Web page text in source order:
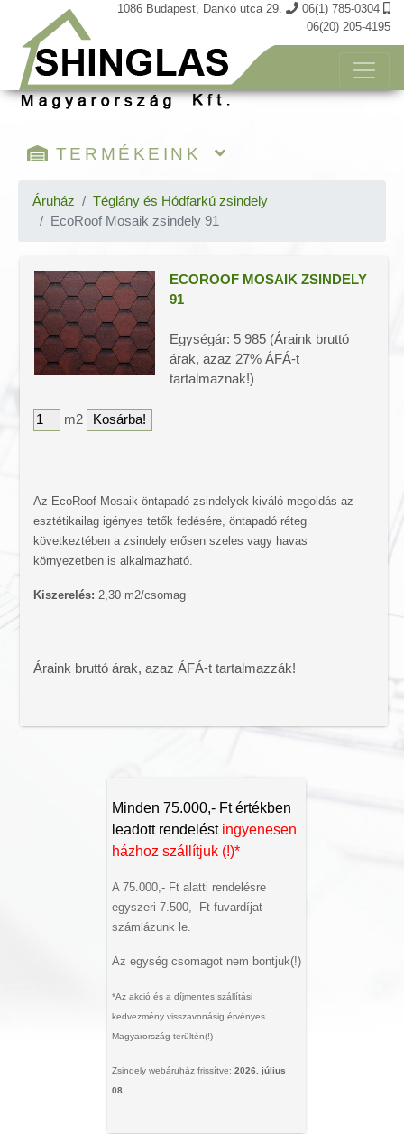
1086 Budapest, Dankó utca 29.
06(1) 785-0304
06(20) 205-4195
TERMÉKEINK
Öntapadós shinglas zsindely
Tegola TOP zsindely
Prémium zsindely
Katepal zsindely
Laminált zsindely
Öntapadós 3D térhatású zsindely
Színes bitumenes lemez
Tetőfólia
Tetőtartozékok
Ereszcsatorna
Ereszalj lambéria
Tető csúcsdísz
Áruház
Téglány és Hódfarkú zsindely
EcoRoof Mosaik zsindely 91
ECOROOF MOSAIK ZSINDELY
91
Egységár: 5 985 (Áraink bruttó
árak, azaz 27% ÁFÁ-t
tartalmaznak!)
m2
Az EcoRoof Mosaik öntapadó zsindelyek kiváló megoldás az
esztétikailag igényes tetők fedésére, öntapadó réteg
következtében a zsindely erősen szeles vagy havas
környezetben is alkalmazható.
Kiszerelés: 2,30 m2/csomag
Áraink bruttó árak, azaz ÁFÁ-t tartalmazzák!
Minden 75.000,- Ft értékben
leadott rendelést ingyenesen
házhoz szállítjuk (!)*
A 75.000,- Ft alatti rendelésre
egyszeri 7.500,- Ft fuvardíjat
számlázunk le.
Az egység csomagot nem bontjuk(!)
*Az akció és a díjmentes szállítási
kedvezmény visszavonásig érvényes
Magyarország terültén(!)
Zsindely webáruház frissítve: 2026. július
08.